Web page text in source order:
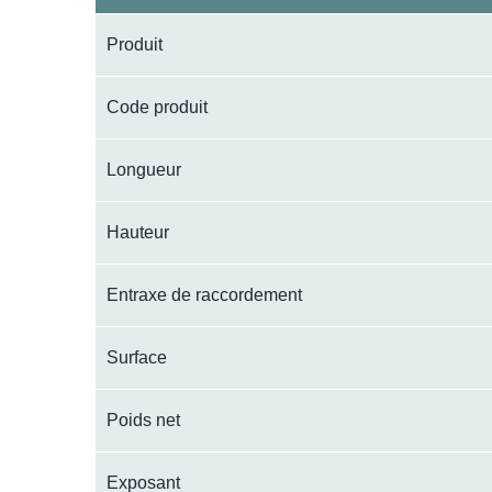
Produit
Code produit
Longueur
Hauteur
Entraxe de raccordement
Surface
Poids net
Exposant